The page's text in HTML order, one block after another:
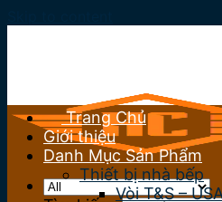
Trang Chủ
Giới thiệu
Danh Mục Sản Phẩm
Thiết bị nhà bếp
Vòi T&S –